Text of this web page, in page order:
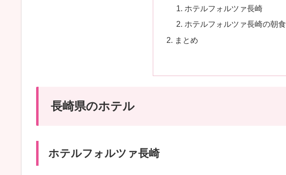
ホテルフォルツァ長崎
ホテルフォルツァ長崎の朝食
まとめ
長崎県のホテル
ホテルフォルツァ長崎